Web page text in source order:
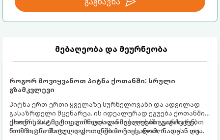
მებაღეობა და მეურნეობა
როგორ მოვიყვანოთ პიტნა ქოთანში: სრული
გზამკვლევი
პიტნა ერთ-ერთი ყველაზე სურნელოვანი და ადვილად
გასაზრდელი მცენარეა. ის იდეალურად ეგუება ქოთანში
ცხოვრებას, მეტიც, გამოცდილი მებაღეები გვირჩევენ,
რომ პიტნა მხოლოდ ქოთანში მოვიყვანოთ, რადგან ღია
ქოთნის პიტნა მთელი წლის განმავლობაში გაგახარებთ
ნორჩი, არომატული ფოთლებით ჩაის, ლიმონათისა თუ